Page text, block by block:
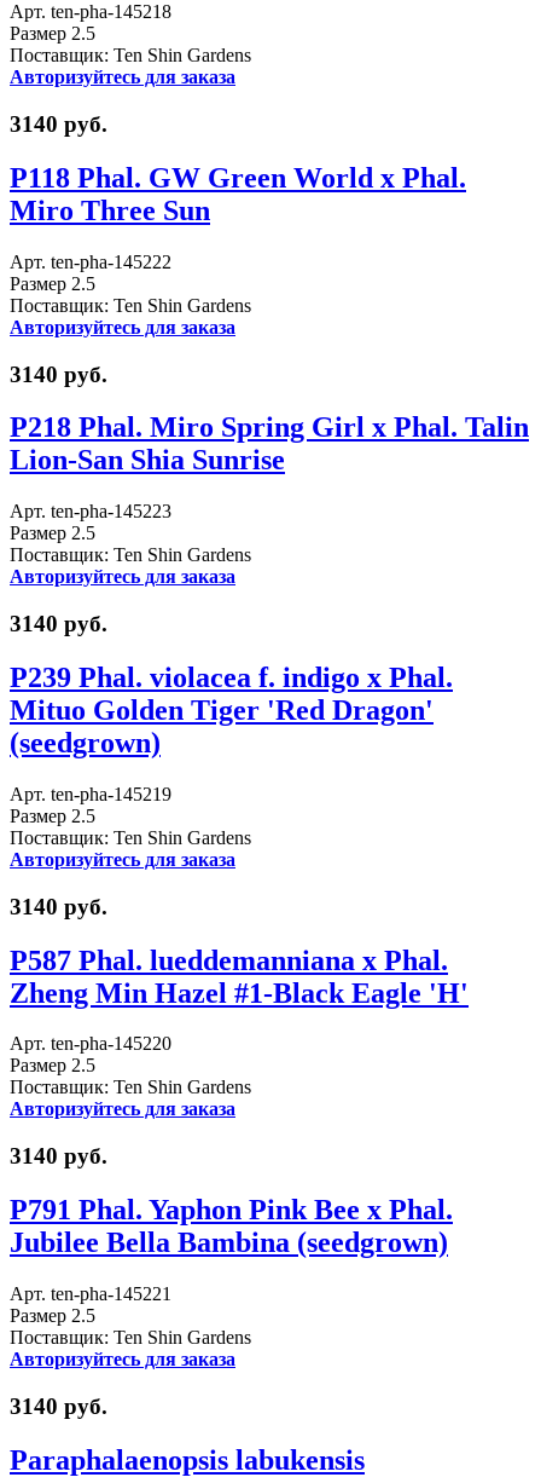
Арт. ten-pha-145218
Размер 2.5
Поставщик: Ten Shin Gardens
Авторизуйтесь для заказа
3140 руб.
P118 Phal. GW Green World x Phal.
Miro Three Sun
Арт. ten-pha-145222
Размер 2.5
Поставщик: Ten Shin Gardens
Авторизуйтесь для заказа
3140 руб.
P218 Phal. Miro Spring Girl x Phal. Talin
Lion-San Shia Sunrise
Арт. ten-pha-145223
Размер 2.5
Поставщик: Ten Shin Gardens
Авторизуйтесь для заказа
3140 руб.
P239 Phal. violacea f. indigo x Phal.
Mituo Golden Tiger 'Red Dragon'
(seedgrown)
Арт. ten-pha-145219
Размер 2.5
Поставщик: Ten Shin Gardens
Авторизуйтесь для заказа
3140 руб.
P587 Phal. lueddemanniana x Phal.
Zheng Min Hazel #1-Black Eagle 'H'
Арт. ten-pha-145220
Размер 2.5
Поставщик: Ten Shin Gardens
Авторизуйтесь для заказа
3140 руб.
P791 Phal. Yaphon Pink Bee x Phal.
Jubilee Bella Bambina (seedgrown)
Арт. ten-pha-145221
Размер 2.5
Поставщик: Ten Shin Gardens
Авторизуйтесь для заказа
3140 руб.
Paraphalaenopsis labukensis